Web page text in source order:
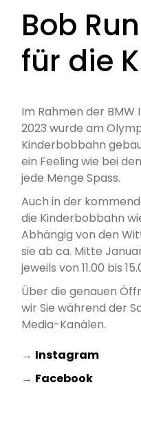
Bob
für die
Im Rahmen der
2023 wurde am
Kinderbobbahn
ein Feeling wie bei
jede Menge Spass.
Auch in der
die Kinderbobbahn
Abhängig von den
sie ab ca. Mitte
jeweils von 11.00 bis
Über die genauen
wir Sie während der
Media-Kanälen.
→ Instagram
→ Facebook